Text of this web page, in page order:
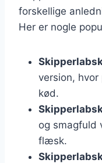
forskellige
Her er nogle
version,
kød.
og smagfuld
flæsk.